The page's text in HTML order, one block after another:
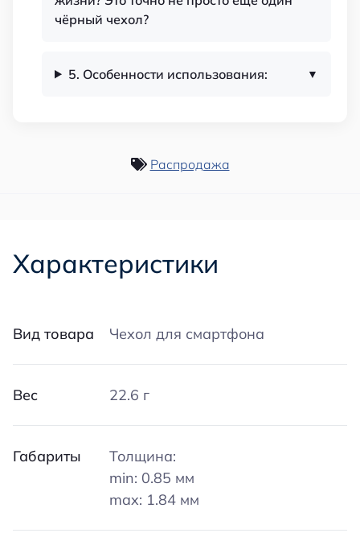
чёрный чехол?
5. Особенности использования:
Распродажа
Характеристики
Вид товара Чехол для смартфона
Вес 22.6 г
Габариты
Толщина:
min: 0.85 мм
max: 1.84 мм